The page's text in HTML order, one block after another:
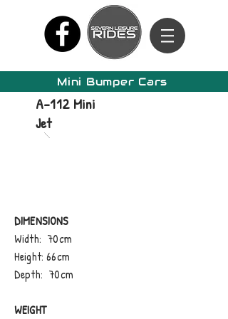
Mini Bumper Cars
A-112 Mini
Jet
DIMENSIONS
Width: 70cm
Height: 66cm
Depth: 70cm
WEIGHT